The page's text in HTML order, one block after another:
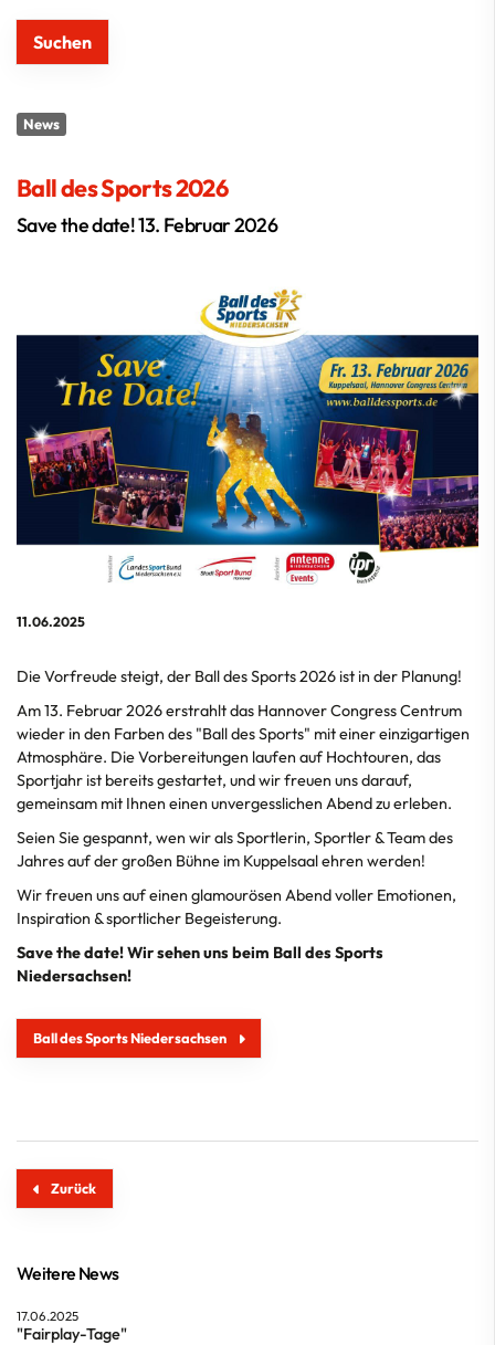
News
Ball des Sports 2026
Save the date! 13. Februar 2026
11.06.2025
Die Vorfreude steigt, der Ball des Sports 2026 ist in der Planung!
Am 13. Februar 2026 erstrahlt das Hannover Congress Centrum
wieder in den Farben des "Ball des Sports" mit einer einzigartigen
Atmosphäre. Die Vorbereitungen laufen auf Hochtouren, das
Sportjahr ist bereits gestartet, und wir freuen uns darauf,
gemeinsam mit Ihnen einen unvergesslichen Abend zu erleben.
Seien Sie gespannt, wen wir als Sportlerin, Sportler & Team des
Jahres auf der großen Bühne im Kuppelsaal ehren werden!
Wir freuen uns auf einen glamourösen Abend voller Emotionen,
Inspiration & sportlicher Begeisterung.
Save the date! Wir sehen uns beim Ball des Sports
Niedersachsen!
Ball des Sports Niedersachsen
Zurück
Weitere News
17.06.2025
"Fairplay-Tage"